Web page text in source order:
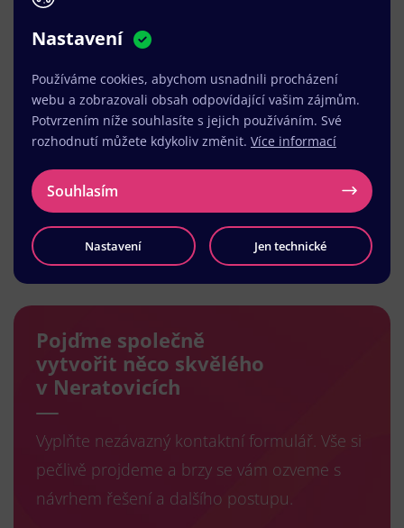
Načíst další
Pojďme společně
vytvořit něco skvělého
v Neratovicích
Vyplňte nezávazný kontaktní formulář. Vše si
pečlivě projdeme a brzy se vám ozveme s
návrhem řešení a dalšího postupu.
Nastavení
Používáme cookies, abychom usnadnili procházení
webu a zobrazovali obsah odpovídající vašim zájmům.
Potvrzením níže souhlasíte s jejich používáním. Své
rozhodnutí můžete kdykoliv změnit. Více informací
Souhlasím
Nastavení Jen technické